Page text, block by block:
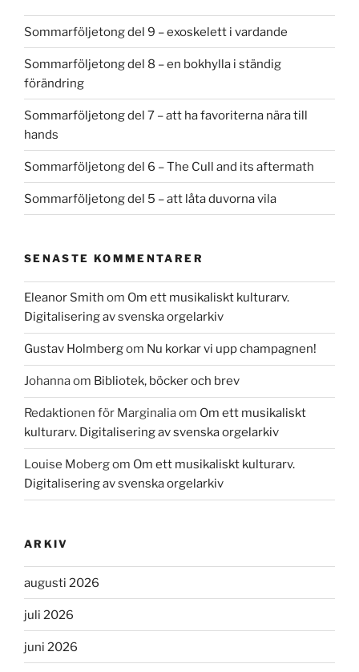
Sommarföljetong del 9 – exoskelett i vardande
Sommarföljetong del 8 – en bokhylla i ständig
förändring
Sommarföljetong del 7 – att ha favoriterna nära till
hands
Sommarföljetong del 6 – The Cull and its aftermath
Sommarföljetong del 5 – att låta duvorna vila
SENASTE KOMMENTARER
Eleanor Smith om Om ett musikaliskt kulturarv.
Digitalisering av svenska orgelarkiv
Gustav Holmbergom Nu korkar vi upp champagnen!
Johannaom Bibliotek, böcker och brev
Redaktionen för Marginaliaom Om ett musikaliskt
kulturarv. Digitalisering av svenska orgelarkiv
Louise Mobergom Om ett musikaliskt kulturarv.
Digitalisering av svenska orgelarkiv
ARKIV
augusti 2026
juli 2026
juni 2026